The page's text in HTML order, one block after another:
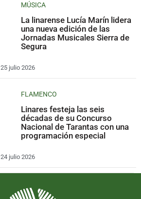
MÚSICA
La linarense Lucía Marín lidera
una nueva edición de las
Jornadas Musicales Sierra de
Segura
25 julio 2026
FLAMENCO
Linares festeja las seis
décadas de su Concurso
Nacional de Tarantas con una
programación especial
24 julio 2026